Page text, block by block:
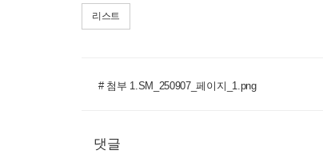
리스트
# 첨부 1.SM_250907_페이지_1.png
댓글